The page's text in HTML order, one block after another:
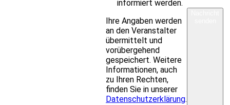
informiert werden.
Ihre Angaben werden
an den Veranstalter
übermittelt und
vorübergehend
gespeichert. Weitere
Informationen, auch
zu Ihren Rechten,
finden Sie in unserer
Datenschutzerklärung.